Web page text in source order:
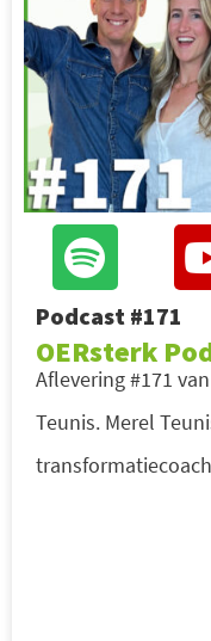
Podcast #171
OERsterk
Aflevering #171
Teunis. Merel